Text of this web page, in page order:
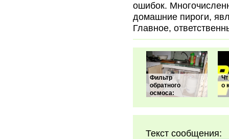
ошибок.
домашние пироги,
Главное,
Фильтр
обратного
осмоса:
о
Текст сообщения: